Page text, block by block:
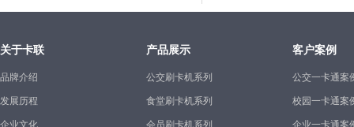
关于卡联
品牌介绍
发展历程
企业文化
产品展示
公交刷卡机系列
食堂刷卡机系列
会员刷卡机系列
客户案例
公交一卡通案
校园一卡通案
企业一卡通案